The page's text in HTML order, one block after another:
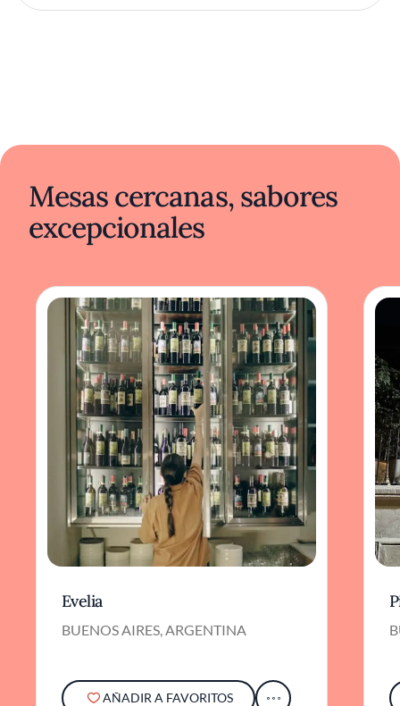
Mesas cercanas, sabores
excepcionales
Evelia
BUENOS AIRES, ARGENTINA
AÑADIR A FAVORITOS